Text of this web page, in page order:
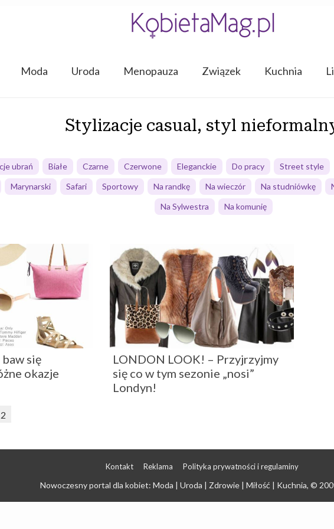
Moda Uroda Menopauza Związek Kuchnia
Stylizacje casual, styl
ubrań Białe Czarne Czerwone Eleganckie Do pracy Street style
Marynarski Safari Sportowy Na randkę Na wieczór Na studniówkę
Na Sylwestra
Na komunię
się
okazje
LONDON LOOK! – Przyjrzyjmy
się co w tym sezonie „nosi”
Londyn!
2
Kontakt Reklama Polityka prywatności i regulaminy
Nowoczesny portal dla kobiet: Moda | Uroda | Zdrowie | Miłość | Kuchnia, ©